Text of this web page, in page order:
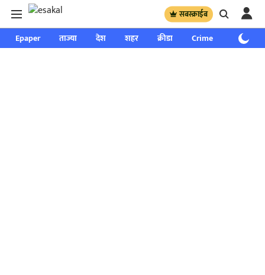
सबस्क्राईब
Epaper ताज्या देश शहर क्रीडा Crime साप्ताहिक